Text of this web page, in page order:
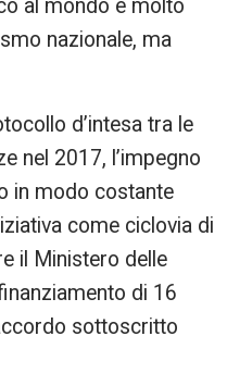
al mondo e molto
nazionale, ma
d’intesa tra le
nel 2017, l’impegno
in modo costante
come ciclovia di
il Ministero delle
di 16
sottoscritto